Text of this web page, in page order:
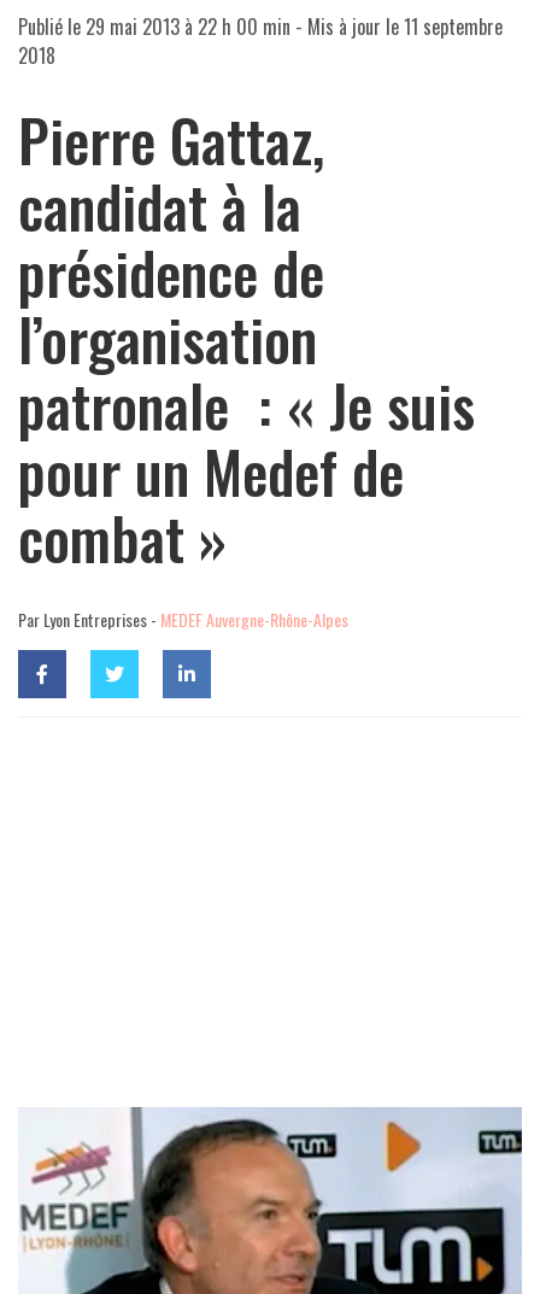
Publié le 29 mai 2013 à 22 h 00 min - Mis à jour le11 septembre
2018
Pierre Gattaz,
candidat à la
présidence de
l’organisation
patronale : « Je suis
pour un Medef de
combat »
Par Lyon Entreprises - MEDEF Auvergne-Rhône-Alpes